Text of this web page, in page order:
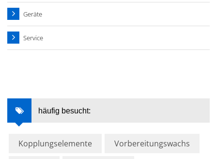
Geräte
Service
häufig besucht:
Kopplungselemente Vorbereitungswachs